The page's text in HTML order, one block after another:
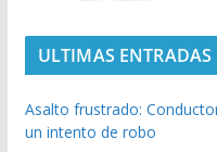
ULTIMAS ENTRADAS
Asalto frustrado:
un intento de robo